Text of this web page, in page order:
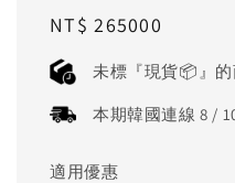
Regular
price
NT$ 265000
未標『現貨📦』
本期韓國連線 8 /
適用優惠